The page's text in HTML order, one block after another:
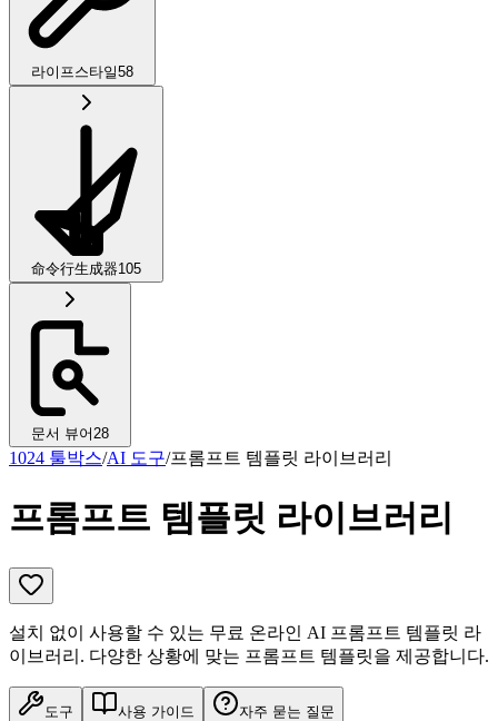
라이프스타일58
命令行生成器105
문서 뷰어28
1024 툴박스/AI 도구/프롬프트 템플릿 라이브러리
프롬프트 템플릿 라이브러리
설치 없이 사용할 수 있는 무료 온라인 AI 프롬프트 템플릿 라
이브러리. 다양한 상황에 맞는 프롬프트 템플릿을 제공합니다.
도구 사용 가이드 자주 묻는 질문